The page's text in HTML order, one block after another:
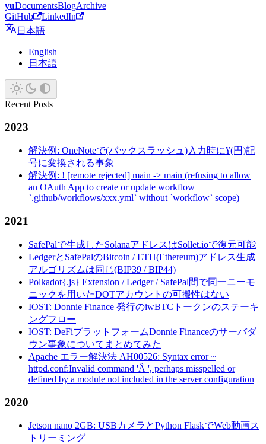
yuDocumentsBlogArchive
GitHub
LinkedIn
日本語
English
日本語
Recent Posts
2023
解決例: OneNoteで(バックスラッシュ)入力時に¥(円)記
号に変換される事象
解決例: ! [remote rejected] main -> main (refusing to allow
an OAuth App to create or update workflow
`.github/workflows/xxx.yml` without `workflow` scope)
2021
SafePalで生成したSolanaアドレスはSollet.ioで復元可能
LedgerとSafePalのBitcoin / ETH(Ethereum)アドレス生成
アルゴリズムは同じ(BIP39 / BIP44)
Polkadot{.js} Extension / Ledger / SafePal間で同一ニーモ
ニックを用いたDOTアカウントの可搬性はない
IOST: Donnie Finance 発行のiwBTCトークンのステーキ
ングフロー
IOST: DeFiプラットフォームDonnie Financeのサーバダ
ウン事象についてまとめてみた
Apache エラー解決法 AH00526: Syntax error ~
httpd.conf:Invalid command 'Â ', perhaps misspelled or
defined by a module not included in the server configuration
2020
Jetson nano 2GB: USBカメラとPython FlaskでWeb動画ス
トリーミング